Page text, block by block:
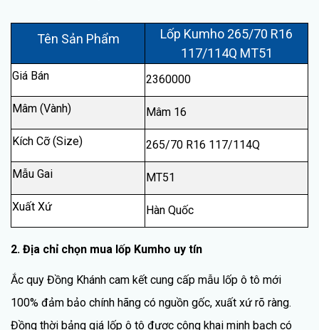
Tên Sản Phẩm
Lốp Kumho 265/70 R16
117/114Q MT51
Giá Bán 2360000
Mâm (Vành) Mâm 16
Kích Cỡ (Size) 265/70 R16 117/114Q
Mẫu Gai MT51
Xuất Xứ Hàn Quốc
2. Địa chỉ chọn mua lốp Kumho uy tín
Ắc quy Đồng Khánh cam kết cung cấp mẫu lốp ô tô mới
100% đảm bảo chính hãng có nguồn gốc, xuất xứ rõ ràng.
Đồng thời bảng giá lốp ô tô được công khai minh bạch có